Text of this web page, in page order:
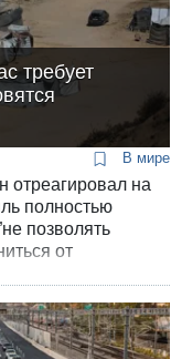
требует
В мире
отреагировал на
полностью
позволять
от